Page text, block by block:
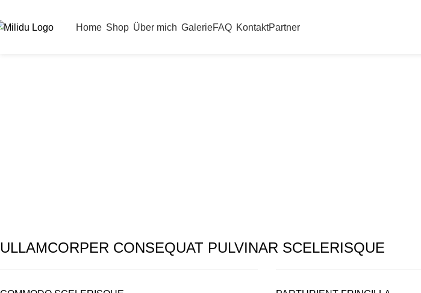
Home Shop Über mich GalerieFAQ KontaktPartner
ULLAMCORPER CONSEQUAT PULVINAR SCELERISQUE